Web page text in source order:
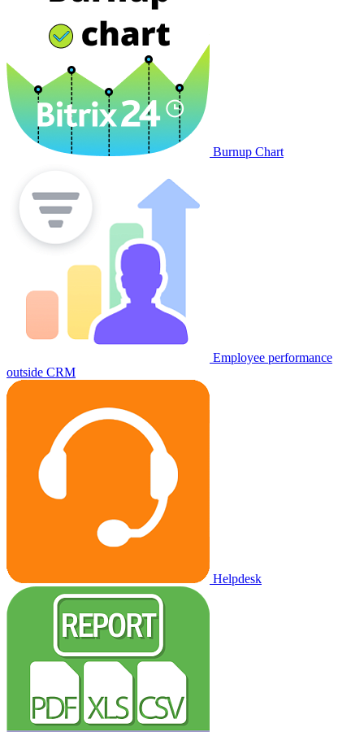
Burnup Chart
Employee performance
outside CRM
Helpdesk